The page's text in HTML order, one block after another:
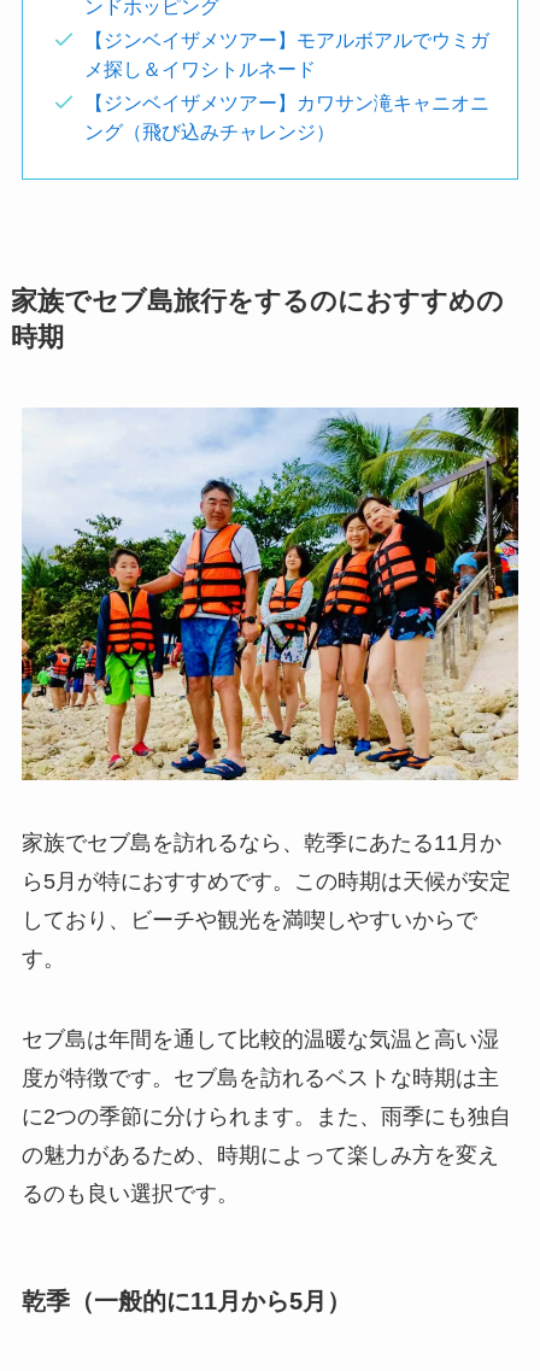
ンドホッピング
【ジンベイザメツアー】モアルボアルでウミガ
メ探し＆イワシトルネード
【ジンベイザメツアー】カワサン滝キャニオニ
ング（飛び込みチャレンジ）
家族でセブ島旅行をするのにおすすめの
時期
家族でセブ島を訪れるなら、乾季にあたる11月か
ら5月が特におすすめです。この時期は天候が安定
しており、ビーチや観光を満喫しやすいからで
す。
セブ島は年間を通して比較的温暖な気温と高い湿
度が特徴です。セブ島を訪れるベストな時期は主
に2つの季節に分けられます。また、雨季にも独自
の魅力があるため、時期によって楽しみ方を変え
るのも良い選択です。
乾季（一般的に11月から5月）